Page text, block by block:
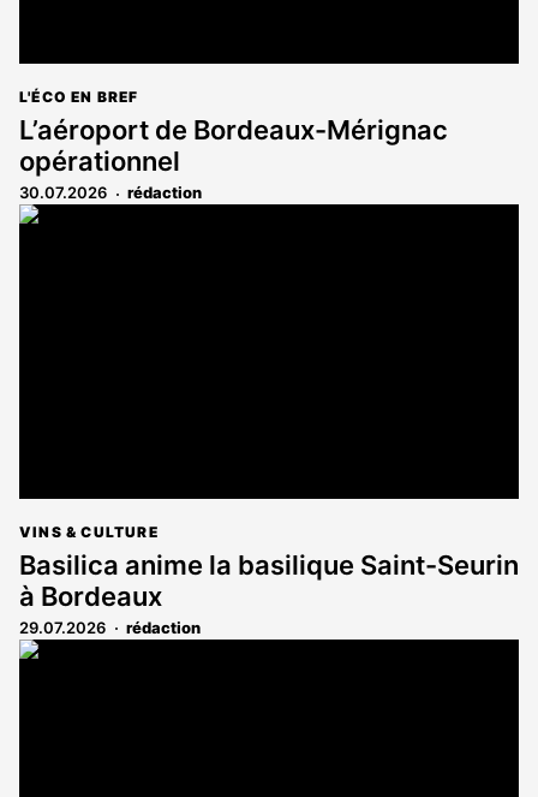
L'ÉCO EN BREF
L’aéroport de Bordeaux-Mérignac
opérationnel
30.07.2026 rédaction
VINS & CULTURE
Basilica anime la basilique Saint-Seurin
à Bordeaux
29.07.2026 rédaction